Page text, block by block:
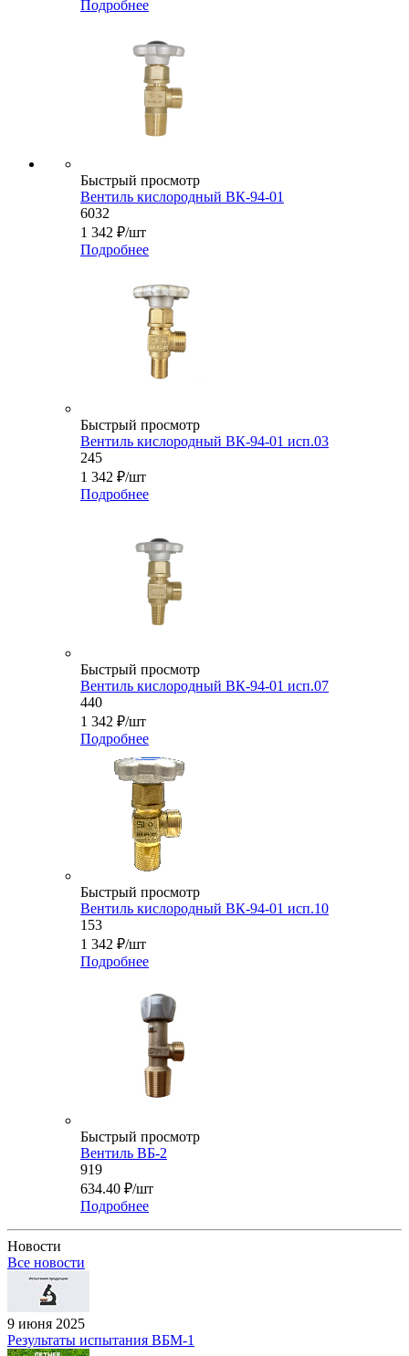
Подробнее
Быстрый просмотр
Вентиль кислородный ВК-94-01
6032
1 342 ₽/шт
Подробнее
Быстрый просмотр
Вентиль кислородный ВК-94-01 исп.03
245
1 342 ₽/шт
Подробнее
Быстрый просмотр
Вентиль кислородный ВК-94-01 исп.07
440
1 342 ₽/шт
Подробнее
Быстрый просмотр
Вентиль кислородный ВК-94-01 исп.10
153
1 342 ₽/шт
Подробнее
Быстрый просмотр
Вентиль ВБ-2
919
634.40 ₽/шт
Подробнее
Новости
Все новости
9 июня 2025
Результаты испытания ВБМ-1